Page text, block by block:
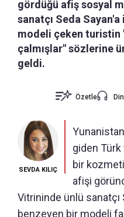
gördüğü afiş sosyal
sanatçı Seda
modeli çeken turistin
çalmışlar" sözlerine
geldi.
Özetle
SEVDA KILIÇ
giden
bir
afişi
Vitrininde ünlü sanatçı
benzeyen bir modeli